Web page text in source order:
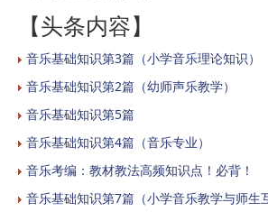
【头条内容】
音乐基础知识第3篇（小学音乐理论知识）
音乐基础知识第2篇（幼师声乐教学）
音乐基础知识第5篇
音乐基础知识第4篇（音乐专业）
音乐考编：教材教法高频知识点！必背！
音乐基础知识第7篇（小学音乐教学与师生